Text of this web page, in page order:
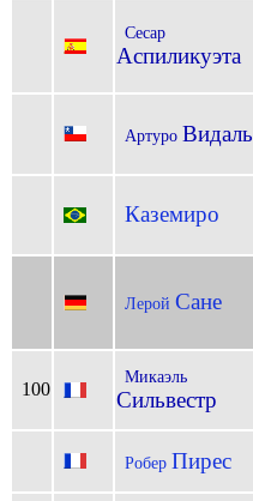
Сесар
Аспиликуэта
Артуро Видаль
Каземиро
Лерой Сане
100
Микаэль
Сильвестр
Робер Пирес